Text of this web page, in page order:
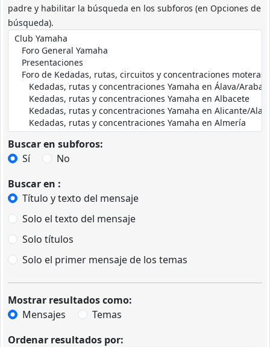
padre y habilitar la búsqueda en los subforos (en Opciones de
búsqueda).
Buscar en subforos:
Sí
No
Buscar en :
Título y texto del mensaje
Solo el texto del mensaje
Solo títulos
Solo el primer mensaje de los temas
Mostrar resultados como:
Mensajes
Temas
Ordenar resultados por: